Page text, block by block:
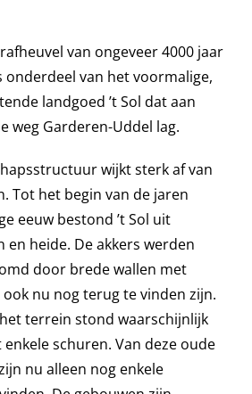
van ongeveer 4000 jaar
van het voormalige,
landgoed ’t Sol dat aan
weg Garderen-Uddel lag.
wijkt sterk af van
Tot het begin van de jaren
eeuw bestond ’t Sol uit
heide. De akkers werden
door brede wallen met
nu nog terug te vinden zijn.
terrein stond waarschijnlijk
schuren. Van deze oude
nu alleen nog enkele